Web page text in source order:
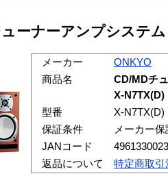
ーナーアンプシステ
メーカー
ONKYO
商品名
CD/MDチ
X-N7TX(D)
型番
X-N7TX(D)
保証条件
メーカー保
JANコード
返品について
特定商取